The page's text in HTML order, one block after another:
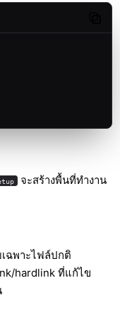
จะสร้างพื้นที่ทำงาน
ฉพาะไฟล์ปกติ
hardlink ที่แก้ไข